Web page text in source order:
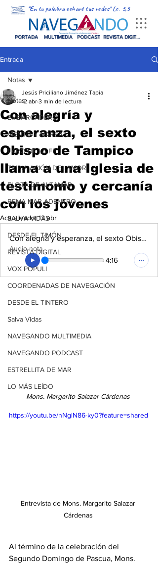
"En tu palabra echaré tus redes" Lc. 5,5
PORTADA MULTIMEDIA PODCAST REVISTA DIGITAL
Entrada
Notas
EMBARCADERO
VIENTO Y MAREA
FARO DE LA FE
TRIPULACIÓN DEL AMOR
FLOTA DE ALTAMAR
REMA MAR ADENTRO
SALVA VIDAS
DESDE EL TIMÓN
REVISTA DIGITAL
VOX POPULI
COORDENADAS DE NAVEGACIÓN
DESDE EL TINTERO
Salva Vidas
NAVEGANDO MULTIMEDIA
NAVEGANDO PODCAST
ESTRELLITA DE MAR
LO MÁS LEÍDO
Notas
Con alegría y
esperanza, el sexto
Obispo de Tampico
llama a una Iglesia de
testimonio y cercanía
con los jóvenes
Jesús Priciliano Jiménez Tapia
12 abr 3 min de lectura
Actualizado:12 abr
Con alegría y esperanza, el sexto Obispo de Tampico llama a una Iglesia de testimonio y cercanía con los jóvenes
Audio nota
4:16
Mons. Margarito Salazar Cárdenas
https://youtu.be/nNglN86-ky0?feature=shared
Entrevista de Mons. Margarito Salazar
Cárdenas
Al término de la celebración del
Segundo Domingo de Pascua, Mons.